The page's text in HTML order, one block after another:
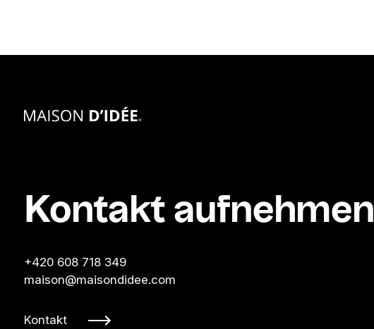
Kontakt aufnehmen
+420 608 718 349
maison@maisondidee.com
Kontakt